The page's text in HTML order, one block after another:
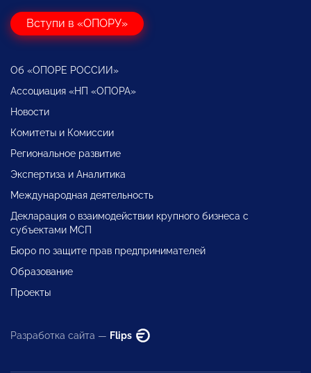
Вступи в «ОПОРУ»
Об «ОПОРЕ РОССИИ»
Ассоциация «НП «ОПОРА»
Новости
Комитеты и Комиссии
Региональное развитие
Экспертиза и Аналитика
Международная деятельность
Декларация о взаимодействии крупного бизнеса с
субъектами МСП
Бюро по защите прав предпринимателей
Образование
Проекты
Разработка сайта — Flips